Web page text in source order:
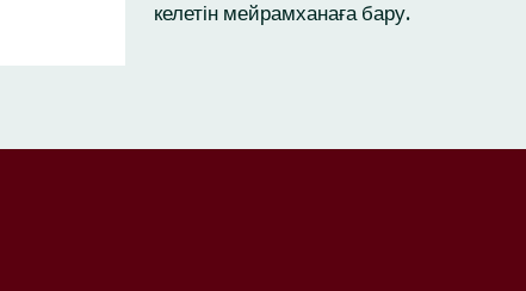
келетін мейрамханаға бару.